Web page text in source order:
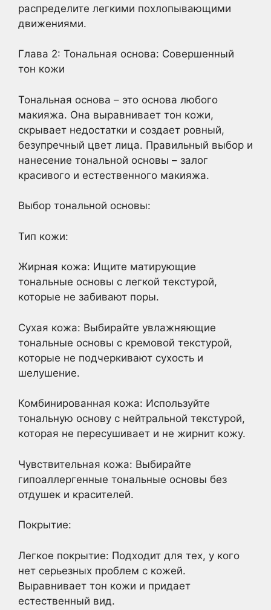
распределите легкими похлопывающими
движениями.
Глава 2: Тональная основа: Совершенный
тон кожи
Тональная основа – это основа любого
макияжа. Она выравнивает тон кожи,
скрывает недостатки и создает ровный,
безупречный цвет лица. Правильный выбор и
нанесение тональной основы – залог
красивого и естественного макияжа.
Выбор тональной основы:
Тип кожи:
Жирная кожа: Ищите матирующие
тональные основы с легкой текстурой,
которые не забивают поры.
Сухая кожа: Выбирайте увлажняющие
тональные основы с кремовой текстурой,
которые не подчеркивают сухость и
шелушение.
Комбинированная кожа: Используйте
тональную основу с нейтральной текстурой,
которая не пересушивает и не жирнит кожу.
Чувствительная кожа: Выбирайте
гипоаллергенные тональные основы без
отдушек и красителей.
Покрытие:
Легкое покрытие: Подходит для тех, у кого
нет серьезных проблем с кожей.
Выравнивает тон кожи и придает
естественный вид.